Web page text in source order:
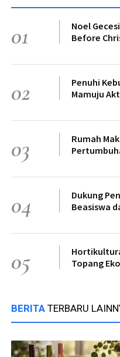
01
Noel
Before
02
Penuhi
Mamuju
03
Rumah
04
Dukung
Beasiswa
05
Topang
BERITA TERBARU